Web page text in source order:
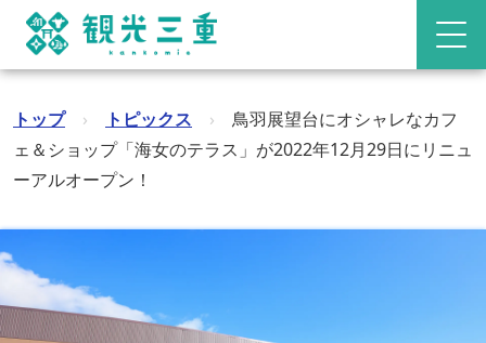
トップ › トピックス ›
鳥羽展望台にオシャレなカフ
ェ＆ショップ「海女のテラス」が2022年12月29日にリニュ
ーアルオープン！